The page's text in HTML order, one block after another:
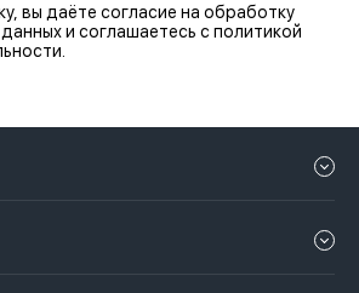
вы даёте согласие на обработку
и соглашаетесь с политикой